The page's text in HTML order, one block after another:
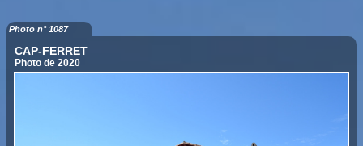
Photo n° 1087
CAP-FERRET
Photo de 2020